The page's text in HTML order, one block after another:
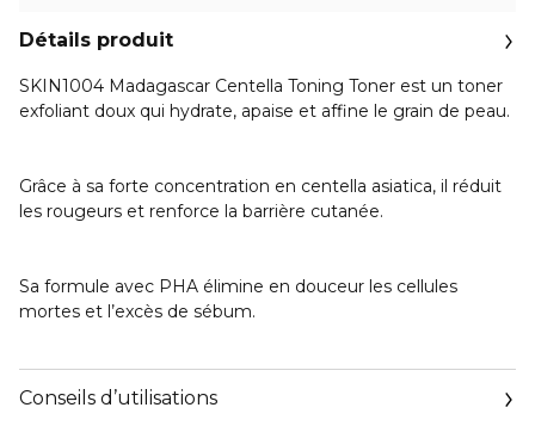
Détails produit
SKIN1004 Madagascar Centella Toning Toner est un toner
exfoliant doux qui hydrate, apaise et affine le grain de peau.
Grâce à sa forte concentration en centella asiatica, il réduit
les rougeurs et renforce la barrière cutanée.
Sa formule avec PHA élimine en douceur les cellules
mortes et l’excès de sébum.
Conseils d’utilisations